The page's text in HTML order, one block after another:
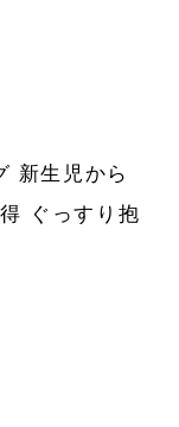
新生児から
ぐっすり抱